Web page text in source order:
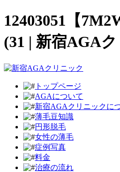
12403051【
(31 | 新宿AGA
トップページ
AGAについて
新宿AGAクリニックに
薄毛豆知識
円形脱毛
女性の薄毛
症例写真
料金
治療の流れ